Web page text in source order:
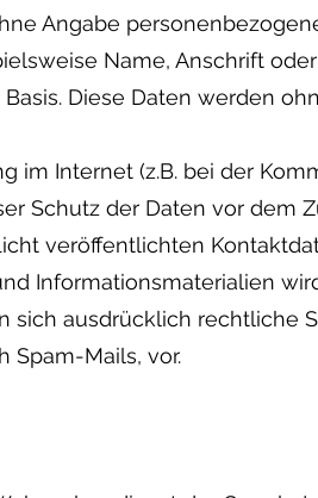
Angabe
Name, Anschrift
Diese Daten werden
im Internet (z.B. bei der
Schutz der Daten vor dem
veröffentlichten
Informationsmaterialien
sich ausdrücklich rechtliche
Spam-Mails, vor.